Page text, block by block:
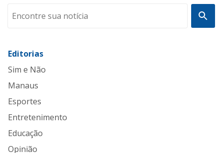
Editorias
Sim e Não
Manaus
Esportes
Entretenimento
Educação
Opinião